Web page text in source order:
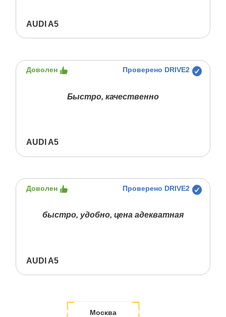
AUDI A5
Доволен Проверено DRIVE2
Быстро, качественно
AUDI A5
Доволен Проверено DRIVE2
быстро, удобно, цена адекватная
AUDI A5
Москва